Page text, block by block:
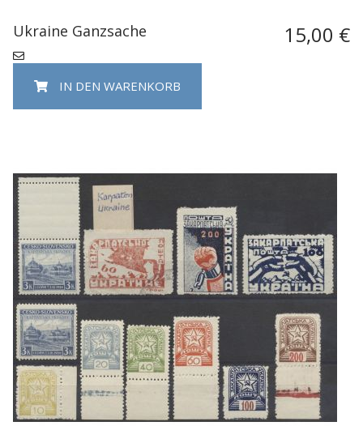
Ukraine Ganzsache 15,00 €
IN DEN WARENKORB